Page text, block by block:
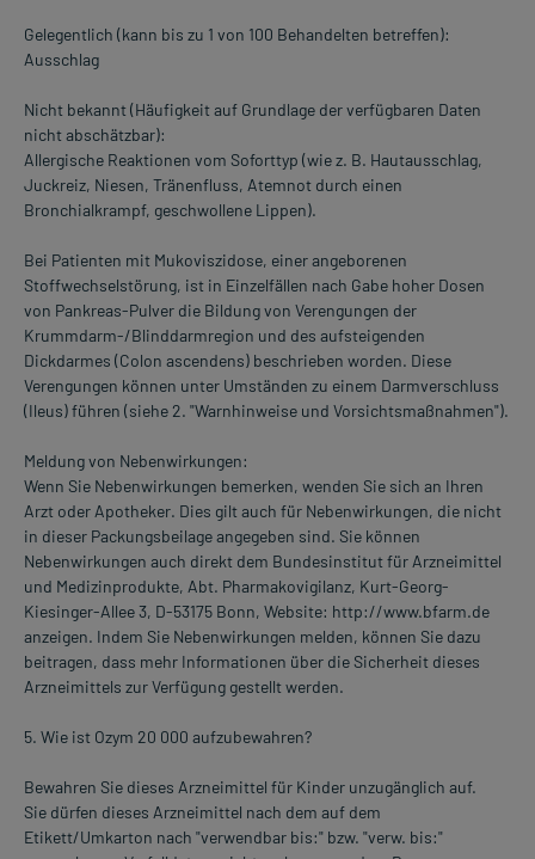
Gelegentlich (kann bis zu 1 von 100 Behandelten betreffen):
Ausschlag
Nicht bekannt (Häufigkeit auf Grundlage der verfügbaren Daten
nicht abschätzbar):
Allergische Reaktionen vom Soforttyp (wie z. B. Hautausschlag,
Juckreiz, Niesen, Tränenfluss, Atemnot durch einen
Bronchialkrampf, geschwollene Lippen).
Bei Patienten mit Mukoviszidose, einer angeborenen
Stoffwechselstörung, ist in Einzelfällen nach Gabe hoher Dosen
von Pankreas-Pulver die Bildung von Verengungen der
Krummdarm-/Blinddarmregion und des aufsteigenden
Dickdarmes (Colon ascendens) beschrieben worden. Diese
Verengungen können unter Umständen zu einem Darmverschluss
(Ileus) führen (siehe 2. "Warnhinweise und Vorsichtsmaßnahmen").
Meldung von Nebenwirkungen:
Wenn Sie Nebenwirkungen bemerken, wenden Sie sich an Ihren
Arzt oder Apotheker. Dies gilt auch für Nebenwirkungen, die nicht
in dieser Packungsbeilage angegeben sind. Sie können
Nebenwirkungen auch direkt dem Bundesinstitut für Arzneimittel
und Medizinprodukte, Abt. Pharmakovigilanz, Kurt-Georg-
Kiesinger-Allee 3, D-53175 Bonn, Website: http://www.bfarm.de
anzeigen. Indem Sie Nebenwirkungen melden, können Sie dazu
beitragen, dass mehr Informationen über die Sicherheit dieses
Arzneimittels zur Verfügung gestellt werden.
5. Wie ist Ozym 20 000 aufzubewahren?
Bewahren Sie dieses Arzneimittel für Kinder unzugänglich auf.
Sie dürfen dieses Arzneimittel nach dem auf dem
Etikett/Umkarton nach "verwendbar bis:" bzw. "verw. bis:"